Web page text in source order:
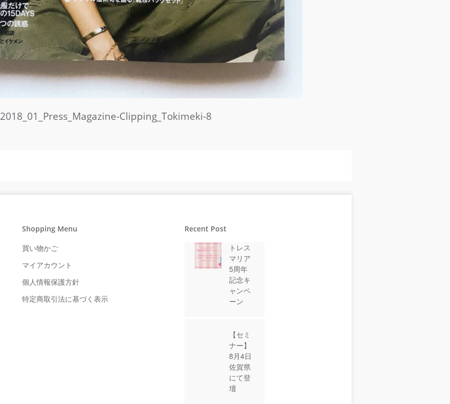
2018_01_Press_Magazine-Clipping_Tokimeki-8
Shopping Menu
買い物かご
マイアカウント
個人情報保護方針
特定商取引法に基づく表示
Recent Post
トレス
マリア
5周年
記念キ
ャンペ
ーン
【セミ
ナー】
8月4日
佐賀県
にて登
壇